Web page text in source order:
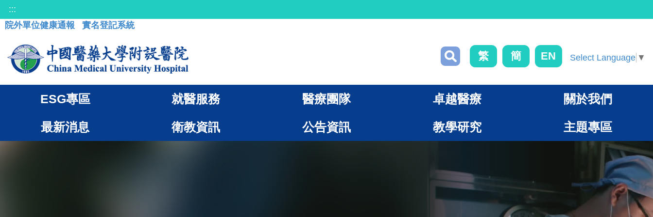
:::
院外單位健康通報
實名登記系統
繁 簡 EN Select Language ▼
ESG專區 就醫服務 醫療團隊 卓越醫療 關於我們
最新消息 衛教資訊 公告資訊 教學研究 主題專區